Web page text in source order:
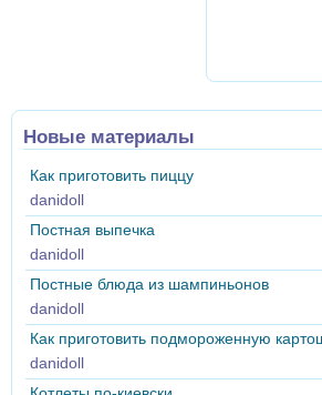
Новые материалы
Как приготовить пиццу
danidoll
Постная выпечка
danidoll
Постные блюда из шампиньонов
danidoll
Как приготовить подмороженную
danidoll